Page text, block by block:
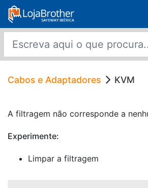
Cabos e Adaptadores KVM
A filtragem não corresponde a
Experimente:
Limpar a filtragem